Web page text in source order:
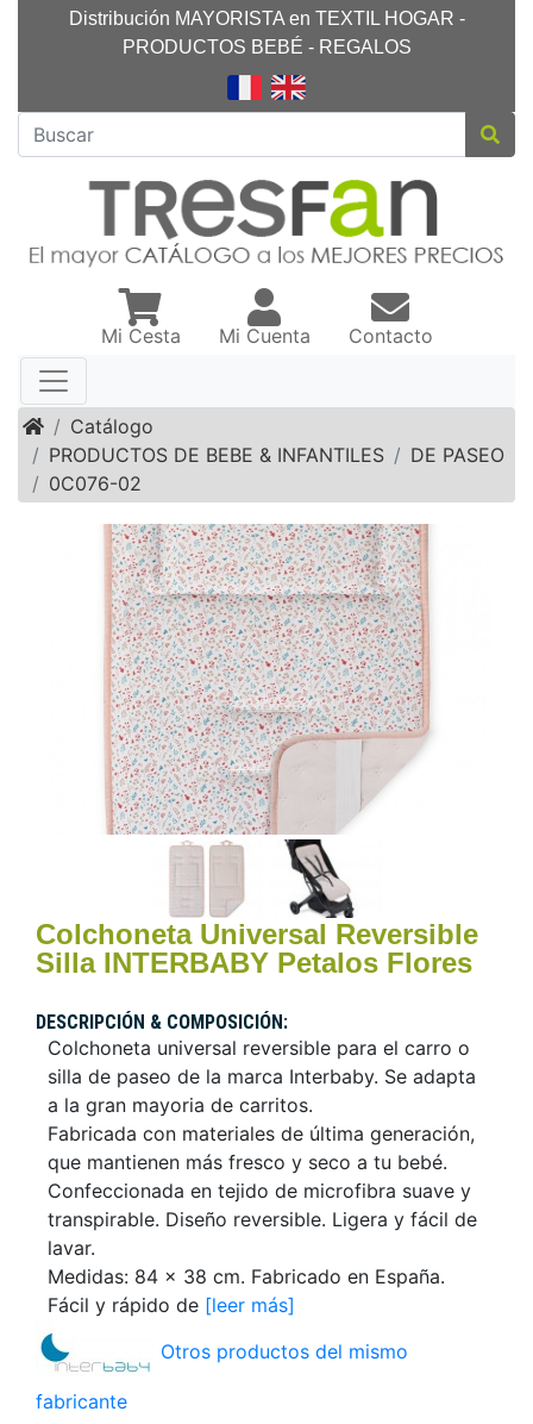
Distribución MAYORISTA en TEXTIL HOGAR -
PRODUCTOS BEBÉ - REGALOS
Mi Cesta Mi Cuenta Contacto
InicioCatálogo
PRODUCTOS DE BEBE & INFANTILES
DE PASEO
0C076-02
Colchoneta Universal Reversible
Silla INTERBABY Petalos Flores
DESCRIPCIÓN & COMPOSICIÓN:
Colchoneta universal reversible para el carro o
silla de paseo de la marca Interbaby. Se adapta
a la gran mayoria de carritos.
Fabricada con materiales de última generación,
que mantienen más fresco y seco a tu bebé.
Confeccionada en tejido de microfibra suave y
transpirable. Diseño reversible. Ligera y fácil de
lavar.
Medidas: 84 x 38 cm. Fabricado en España.
Fácil y rápido de [leer más]
Otros productos del mismo
fabricante